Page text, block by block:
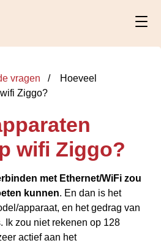
vragen
Hoeveel
Ziggo?
wifi Ziggo?
met Ethernet/WiFi zou
kunnen. En dan is het
apparaat, en het gedrag van
Ik zou niet rekenen op 128
actief aan het